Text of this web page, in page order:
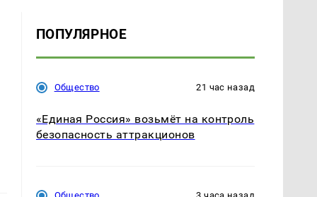
ПОПУЛЯРНОЕ
Общество 21 час назад
«Единая Россия» возьмёт на контроль
безопасность аттракционов